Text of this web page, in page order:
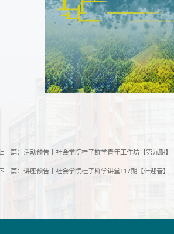
上一篇： 活动预告丨社会学院桂子群学青年工作坊【第九期】
下一篇： 讲座预告丨社会学院桂子群学讲堂117期【计迎春】